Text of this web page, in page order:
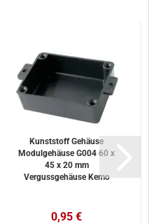
Kunststoff Gehäuse
Modulgehäuse G004 60 x
45 x 20 mm
Vergussgehäuse Kemo
0,95 €